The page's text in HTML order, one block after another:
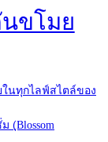
นขโมย
ในทุกไลฟ์สไตล์ของ
(ฺBlossom